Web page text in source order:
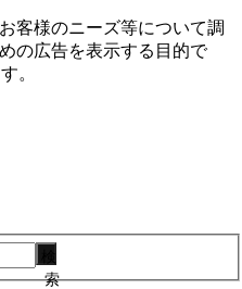
客様のニーズ等について調
の広告を表⽰する⽬的で
。
索